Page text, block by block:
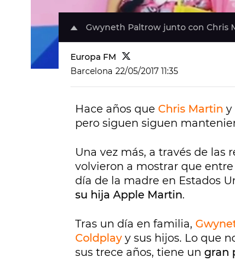
Gwyneth Paltrow junto con Chris
Europa FM
Barcelona 22/05/2017 11:35
Hace años que Chris Martin y
pero siguen siguen
Una vez más, a través de las
volvieron a mostrar que
día de la madre en Estados
su hija Apple Martin.
Tras un día en familia,
Coldplay y sus hijos. Lo que
sus trece años, tiene un gran